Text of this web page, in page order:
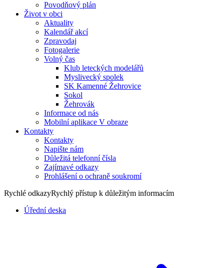
Povodňový plán
Život v obci
Aktuality
Kalendář akcí
Zpravodaj
Fotogalerie
Volný čas
Klub leteckých modelářů
Myslivecký spolek
SK Kamenné Žehrovice
Sokol
Žehrovák
Informace od nás
Mobilní aplikace V obraze
Kontakty
Kontakty
Napište nám
Důležitá telefonní čísla
Zajímavé odkazy
Prohlášení o ochraně soukromí
Rychlé odkazyRychlý přístup k důležitým informacím
Úřední deska